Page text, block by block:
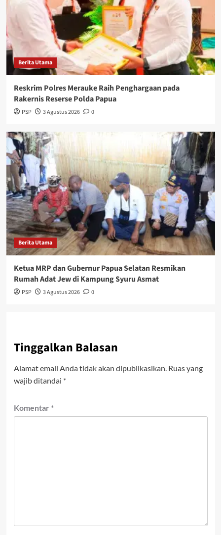
Berita Utama
Reskrim Polres Merauke Raih Penghargaan pada
Rakernis Reserse Polda Papua
PSP 3 Agustus 2026 0
Berita Utama
Ketua MRP dan Gubernur Papua Selatan Resmikan
Rumah Adat Jew di Kampung Syuru Asmat
PSP 3 Agustus 2026 0
Tinggalkan Balasan
Alamat email Anda tidak akan dipublikasikan. Ruas yang
wajib ditandai *
Komentar *